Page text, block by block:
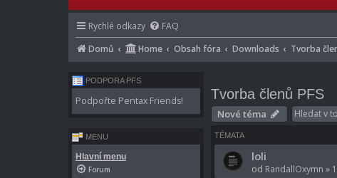
Rychlé odkazy FAQ
Domů
Home Obsah fóra Downloads Tvorba
Tvorba členů PFS
Nové téma
TÉMATA
loli
od RandallOxymn »
PODPORA PFS
Podpořte Pentax Friends!
MENU
Hlavní menu
Forum